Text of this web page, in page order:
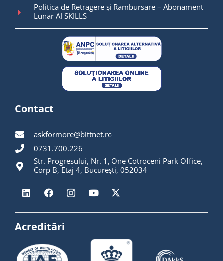
Politica de Retragere și Rambursare – Abonament
Lunar AI SKILLS
Contact
askformore@bittnet.ro
0731.700.226
Str. Progresului, Nr. 1, One Cotroceni Park Office,
Corp B, Etaj 4, București, 052034
Acreditări